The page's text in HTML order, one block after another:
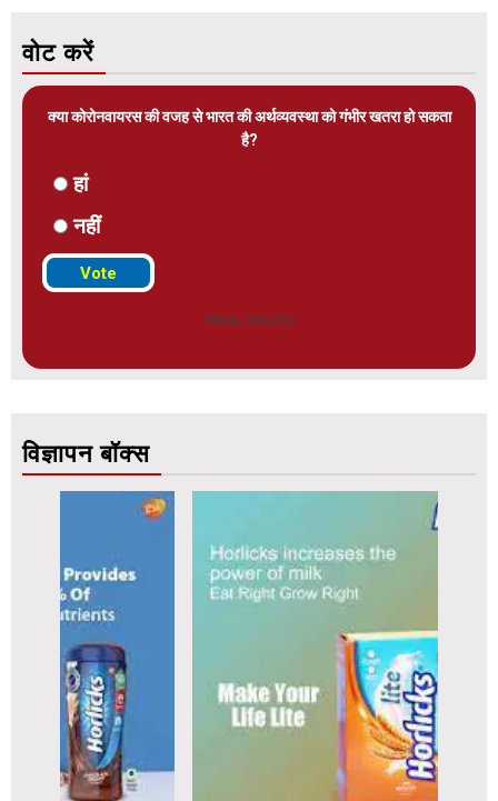
वोट करें
क्या कोरोनवायरस की वजह से भारत की अर्थव्यवस्था को गंभीर खतरा हो सकता
है?
हां
नहीं
View Results
विज्ञापन बॉक्स